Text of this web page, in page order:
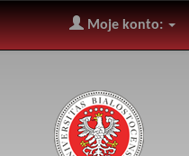
Moje konto: